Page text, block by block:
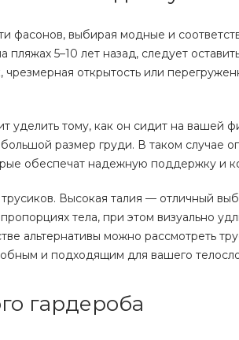
фасонов, выбирая модные и
5–10 лет назад, следует
открытость или
уделить тому, как он сидит на вашей
размер груди. В таком случае
обеспечат надежную поддержку и
Высокая талия — отличный
тела, при этом визуально
альтернативы можно рассмотреть
и подходящим для вашего
гардероба